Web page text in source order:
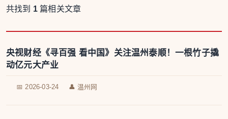
共找到 1 篇相关文章
央视财经《寻百强 看中国》关注温州泰顺！一根竹子撬
动亿元大产业
📅 2026-03-24 👤 温州网